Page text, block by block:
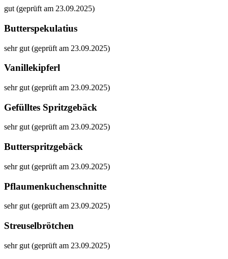
gut (geprüft am 23.09.2025)
Butterspekulatius
sehr gut (geprüft am 23.09.2025)
Vanillekipferl
sehr gut (geprüft am 23.09.2025)
Gefülltes Spritzgebäck
sehr gut (geprüft am 23.09.2025)
Butterspritzgebäck
sehr gut (geprüft am 23.09.2025)
Pflaumenkuchenschnitte
sehr gut (geprüft am 23.09.2025)
Streuselbrötchen
sehr gut (geprüft am 23.09.2025)